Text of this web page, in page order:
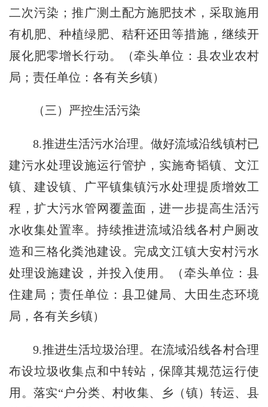
二次污染；推广测土配方施肥技术，采取施用
有机肥、种植绿肥、秸秆还田等措施，继续开
展化肥零增长行动。（牵头单位：县农业农村
局；责任单位：各有关乡镇）
（三）严控生活污染
8.推进生活污水治理。做好流域沿线镇村已
建污水处理设施运行管护，实施奇韬镇、文江
镇、建设镇、广平镇集镇污水处理提质增效工
程，扩大污水管网覆盖面，进一步提高生活污
水收集处置率。持续推进流域沿线各村户厕改
造和三格化粪池建设。完成文江镇大安村污水
处理设施建设，并投入使用。（牵头单位：县
住建局；责任单位：县卫健局、大田生态环境
局，各有关乡镇）
9.推进生活垃圾治理。在流域沿线各村合理
布设垃圾收集点和中转站，保障其规范运行使
用。落实“户分类、村收集、乡（镇）转运、县